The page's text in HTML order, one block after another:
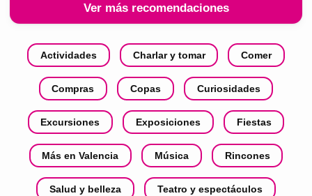
Ver más recomendaciones
Actividades Charlar y tomar Comer
Compras Copas Curiosidades
Excursiones Exposiciones Fiestas
Más en Valencia Música Rincones
Salud y belleza Teatro y espectáculos